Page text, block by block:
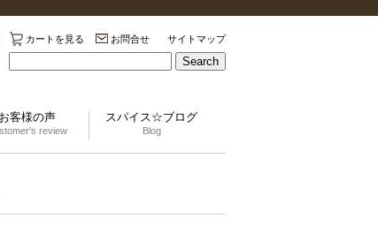
カートを見る お問合せ サイトマップ
Search
お客様の声
review
スパイス☆ブログ
Blog